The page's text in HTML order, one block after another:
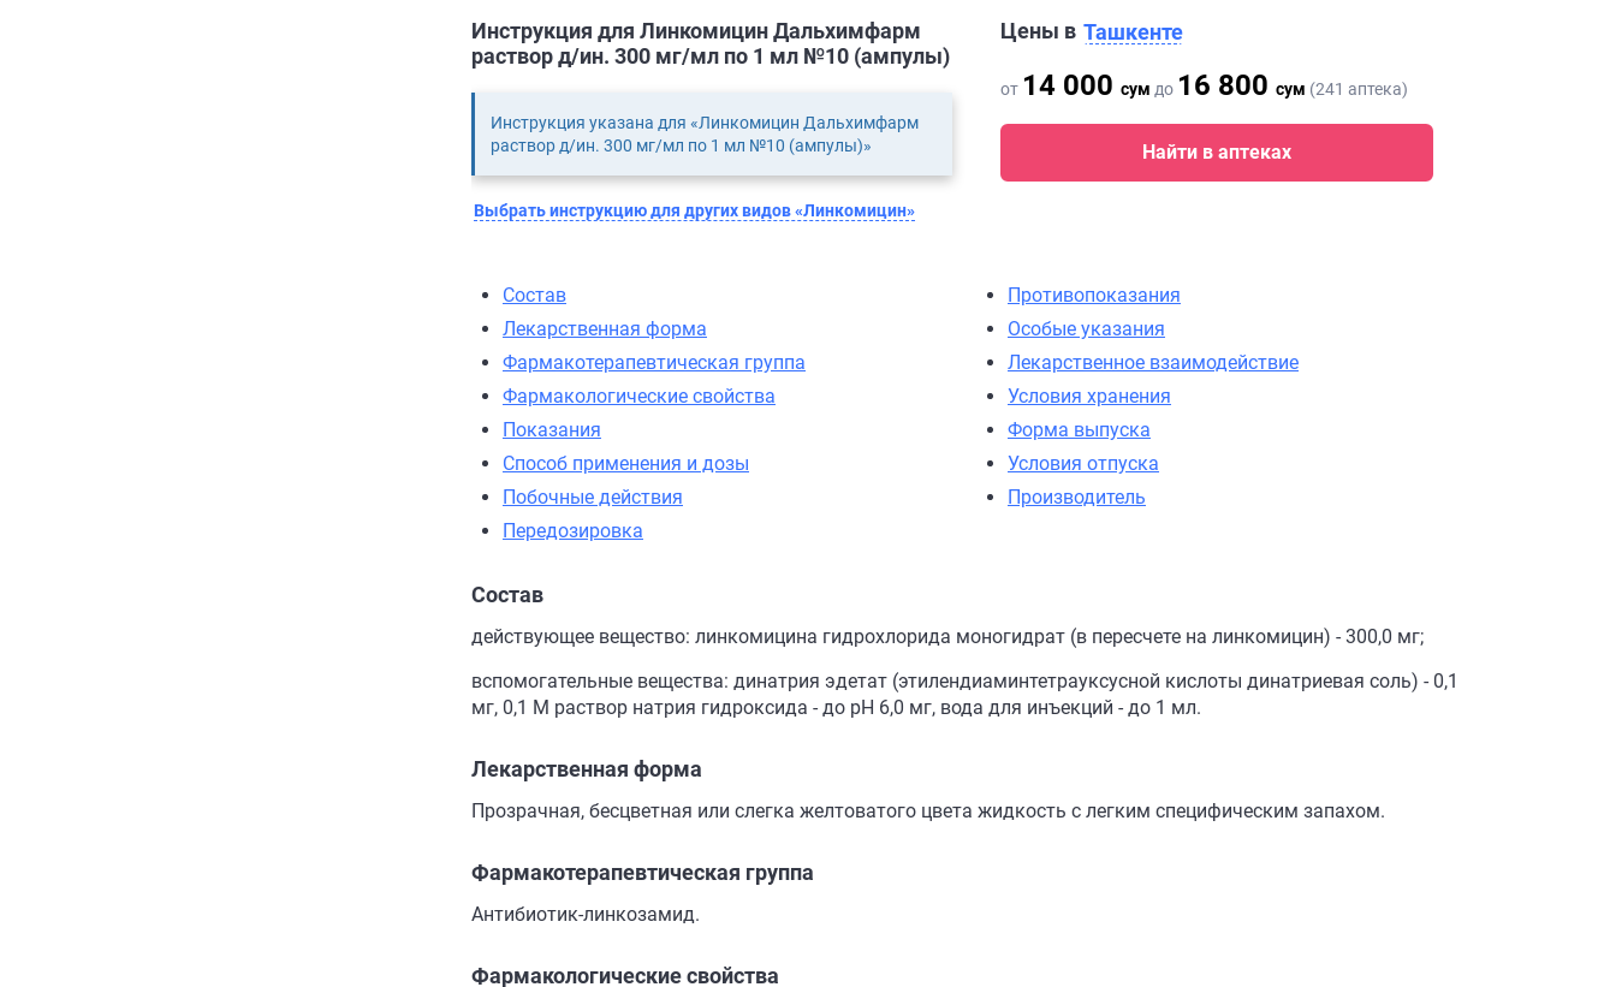
Цены в Ташкенте
от 14 000 сум до 16 800 сум (241 аптека)
Найти в аптеках
Инструкция для Линкомицин Дальхимфарм
раствор д/ин. 300 мг/мл по 1 мл №10 (ампулы)
Инструкция указана для «Линкомицин Дальхимфарм
раствор д/ин. 300 мг/мл по 1 мл №10 (ампулы)»
Выбрать инструкцию для других видов «Линкомицин»
Состав
Лекарственная форма
Фармакотерапевтическая группа
Фармакологические свойства
Показания
Способ применения и дозы
Побочные действия
Передозировка
Противопоказания
Особые указания
Лекарственное взаимодействие
Условия хранения
Форма выпуска
Условия отпуска
Производитель
Состав
действующее вещество: линкомицина гидрохлорида моногидрат (в пересчете на линкомицин) - 300,0 мг;
вспомогательные вещества: динатрия эдетат (этилендиаминтетрауксусной кислоты динатриевая соль) - 0,1
мг, 0,1 М раствор натрия гидроксида - до pH 6,0 мг, вода для инъекций - до 1 мл.
Лекарственная форма
Прозрачная, бесцветная или слегка желтоватого цвета жидкость с легким специфическим запахом.
Фармакотерапевтическая группа
Антибиотик-линкозамид.
Фармакологические свойства